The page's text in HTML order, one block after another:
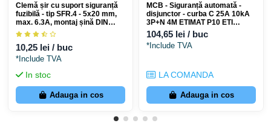
Clemă șir cu suport siguranță
fuzibilă - tip SFR.4 - 5x20 mm,
max. 6.3A, montaj șină DIN
- ETI 003903057
10,25 lei / buc
*Include TVA
In stoc
Adauga in cos
MCB - Siguranță automată -
disjunctor - curba C 25A 10kA
3P+N 4M ETIMAT P10 ETI
001901432
104,65 lei / buc
*Include TVA
LA COMANDA
Adauga in cos